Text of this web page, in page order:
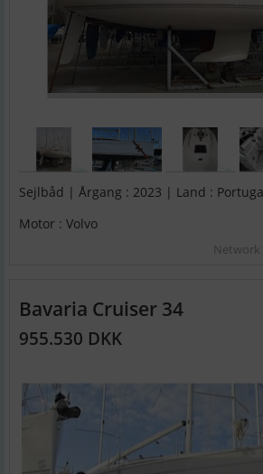
Sejlbåd | Årgang : 2023 | Land :
Motor : Volvo
Network
Bavaria Cruiser 34
955.530 DKK